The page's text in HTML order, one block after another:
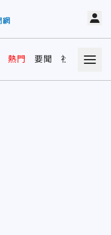
熱門 要聞 社會 娛樂